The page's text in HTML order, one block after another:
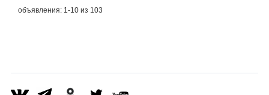
объявления: 1-10 из 103